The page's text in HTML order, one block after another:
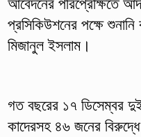
আবেদনের পরিপ্রেক্ষিতে
প্রসিকিউশনের পক্ষে
মিজানুল ইসলাম।
গত বছরের ১৭ ডিসেম্বর
কাদেরসহ ৪৬ জনের